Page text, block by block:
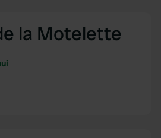
la Motelette